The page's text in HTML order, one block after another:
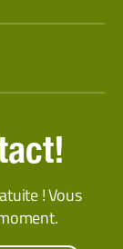
! Vous